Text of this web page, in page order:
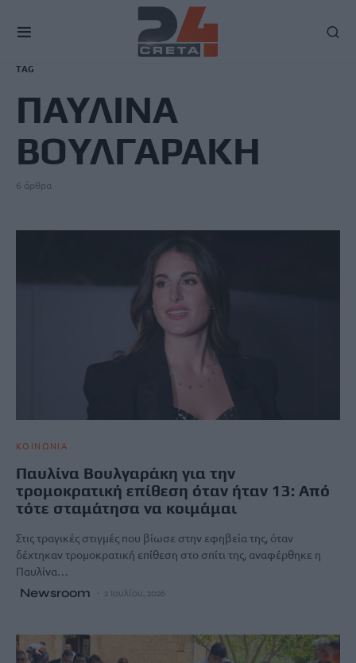
TAG
ΠΑΥΛΙΝΑ
ΒΟΥΛΓΑΡΑΚΗ
6 άρθρα
ΚΟΙΝΩΝΙΑ
Παυλίνα Βουλγαράκη για την
τρομοκρατική επίθεση όταν ήταν 13: Από
τότε σταμάτησα να κοιμάμαι
Στις τραγικές στιγμές που βίωσε στην εφηβεία της, όταν
δέχτηκαν τρομοκρατική επίθεση στο σπίτι της, αναφέρθηκε η
Παυλίνα…
Newsroom 2 Ιουλίου, 2026